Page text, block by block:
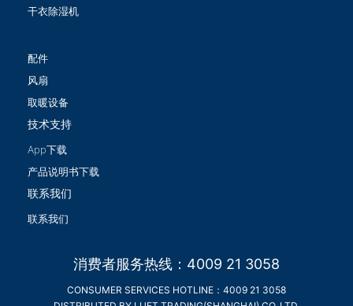
干衣除湿机
配件
风扇
取暖设备
技术支持
App下载
产品说明书下载
联系我们
联系我们
消费者服务热线：4009 21 3058
CONSUMER SERVICES HOTLINE：4009 21 3058